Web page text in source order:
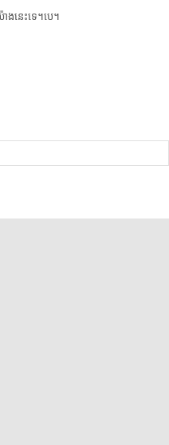
ងនេះ​ទេ។បេ។